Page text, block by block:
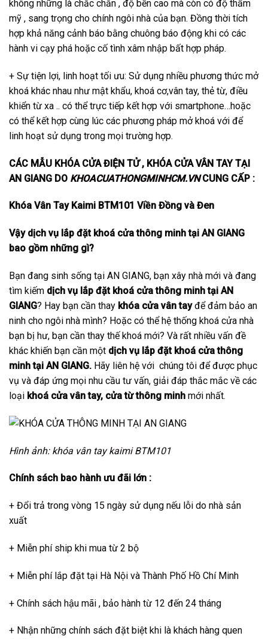
không những là chắc chắn , độ bền cao mà còn có độ thẩm
mỹ , sang trọng cho chính ngôi nhà của bạn. Đồng thời tích
hợp khả năng cảnh báo bằng chuông báo động khi có các
hành vi cạy phá hoặc cố tình xâm nhập bất hợp pháp.
+ Sự tiện lợi, linh hoạt tối ưu: Sử dụng nhiều phương thức mở
khoá khác nhau như mật khẩu, khoá cơ,vân tay, thẻ từ, điều
khiển từ xa .. có thể trực tiếp kết hợp với smartphone…hoặc
có thể kết hợp cùng lúc các phương pháp mở khoá với để
linh hoạt sử dụng trong mọi trường hợp.
CÁC MẪU KHÓA CỬA ĐIỆN TỬ , KHÓA CỬA VÂN TAY TẠI
AN GIANG DO KHOACUATHONGMINHCM.VN CUNG CẤP :
Khóa Vân Tay Kaimi BTM101 Viền Đồng và Đen
Vậy dịch vụ lắp đặt khoá cửa thông minh tại AN GIANG
bao gồm những gì?
Bạn đang sinh sống tại AN GIANG, bạn xây nhà mới và đang
tìm kiếm dịch vụ lắp đặt khoá cửa thông minh tại AN
GIANG? Hay bạn cần thay khóa cửa vân tayđể đảm bảo an
ninh cho ngôi nhà mình? Hoặc có thể hệ thống khoá cửa nhà
bạn bị hư, bạn cần thay thế khoá mới? Và rất nhiều vấn đề
khác khiến bạn cần một dịch vụ lắp đặt khoá cửa thông
minh tại AN GIANG. Hãy liên hệ với chúng tôi để được phục
vụ và đáp ứng mọi nhu cầu tư vấn, giải đáp thắc mắc về các
loại khoá cửa vân tay, cửa từ thông minh mới nhất.
Hình ảnh: khóa vân taykaimiBTM101
Chính sách bao hành ưu đãi lớn :
+ Đổi trả trong vòng 15 ngày sử dụng nếu lỗi do nhà sản
xuất
+ Miễn phí ship khi mua từ 2 bộ
+ Miễn phí lắp đặt tại Hà Nội và Thành Phố Hồ Chí Minh
+ Chính sách hậu mãi , bảo hành từ 12 đến 24 tháng
+ Nhận những chính sách đặt biệt khi là khách hàng quen